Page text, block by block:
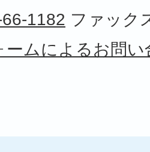
1182 ファック
ームによるお問い